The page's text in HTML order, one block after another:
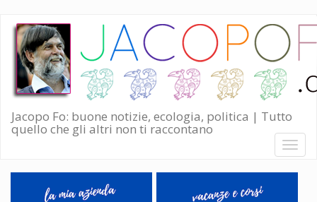
Salta
contenuto
principale
Jacopo Fo: buone notizie, ecologia, politica | Tutto
quello che gli altri non ti raccontano
Toggle